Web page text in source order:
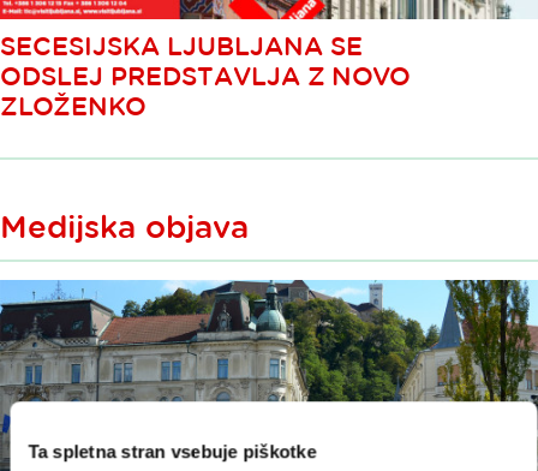
Ta spletna stran vsebuje piškotke
SECESIJSKA LJUBLJANA SE
ODSLEJ PREDSTAVLJA Z NOVO
ZLOŽENKO
Medijska objava